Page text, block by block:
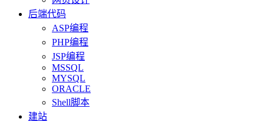
后端代码
ASP编程
PHP编程
JSP编程
MSSQL
MYSQL
ORACLE
Shell脚本
建站